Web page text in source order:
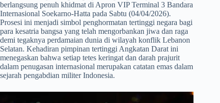
berlangsung penuh khidmat di Apron VIP Terminal 3 Bandara
Internasional Soekarno-Hatta pada Sabtu (04/04/2026).
Prosesi ini menjadi simbol penghormatan tertinggi negara bagi
para kesatria bangsa yang telah mengorbankan jiwa dan raga
demi tegaknya perdamaian dunia di wilayah konflik Lebanon
Selatan. Kehadiran pimpinan tertinggi Angkatan Darat ini
menegaskan bahwa setiap tetes keringat dan darah prajurit
dalam penugasan internasional merupakan catatan emas dalam
sejarah pengabdian militer Indonesia.